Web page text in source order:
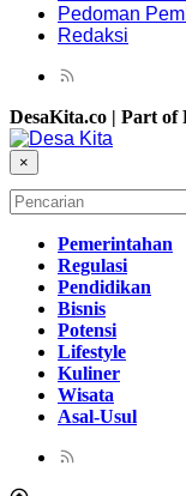
Pedoman
Redaksi
DesaKita.co | Part
×
Pemerintahan
Regulasi
Pendidikan
Bisnis
Potensi
Lifestyle
Kuliner
Wisata
Asal-Usul